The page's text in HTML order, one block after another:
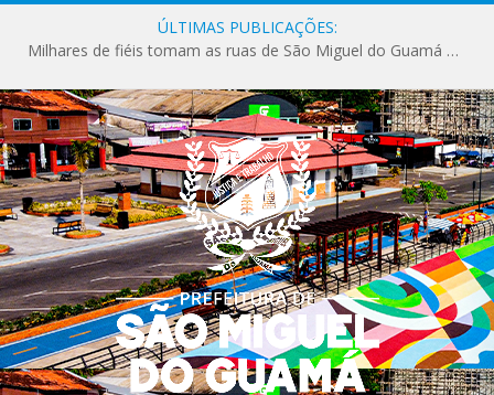
ÚLTIMAS PUBLICAÇÕES:
Milhares de fiéis tomam as ruas de São Miguel do Guamá em uma grande celebração de fé na Marcha para Jesus 2026.